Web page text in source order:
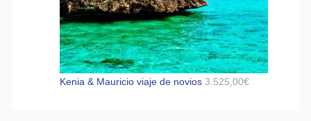
Kenia & Mauricio viaje de novios 3.525,00€